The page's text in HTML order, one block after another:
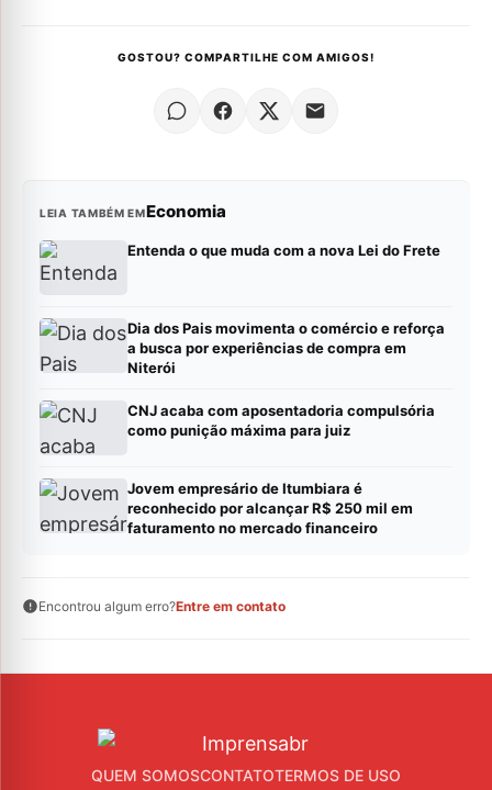
GOSTOU? COMPARTILHE COM AMIGOS!
LEIA TAMBÉM EMEconomia
Entenda o que muda com a nova Lei do Frete
Dia dos Pais movimenta o comércio e reforça
a busca por experiências de compra em
Niterói
CNJ acaba com aposentadoria compulsória
como punição máxima para juiz
Jovem empresário de Itumbiara é
reconhecido por alcançar R$ 250 mil em
faturamento no mercado financeiro
Encontrou algum erro?Entre em contato
QUEM SOMOSCONTATOTERMOS DE USO